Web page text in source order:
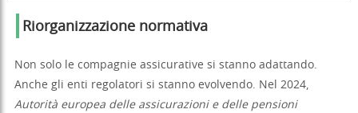
Riorganizzazione normativa
Non solo le compagnie assicurative si stanno adattando.
Anche gli enti regolatori si stanno evolvendo. Nel 2024,
Autorità europea delle assicurazioni e delle pensioni